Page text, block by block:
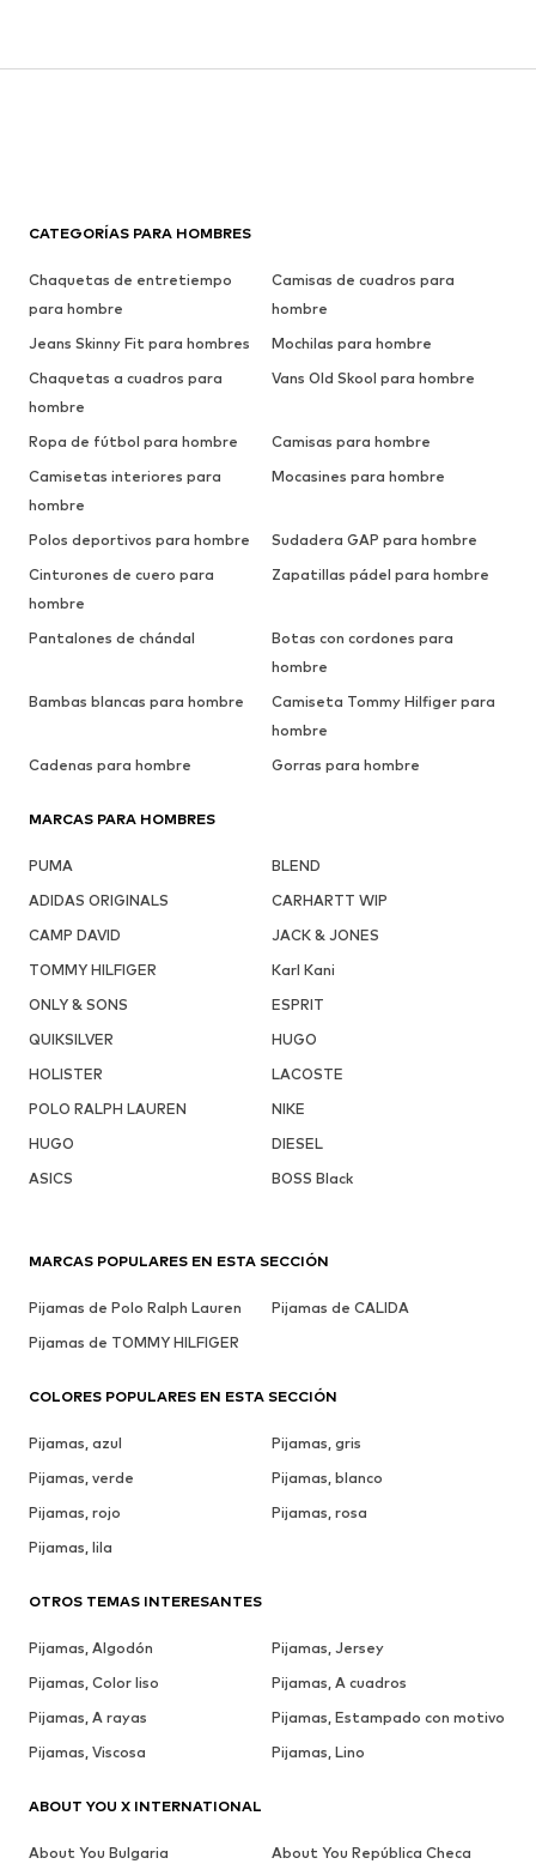
CATEGORÍAS PARA HOMBRES
Chaquetas de entretiempo
para hombre
Camisas de cuadros para
hombre
Jeans Skinny Fit para hombres
Mochilas para hombre
Chaquetas a cuadros para
hombre
Vans Old Skool para hombre
Ropa de fútbol para hombre
Camisas para hombre
Camisetas interiores para
hombre
Mocasines para hombre
Polos deportivos para hombre
Sudadera GAP para hombre
Cinturones de cuero para
hombre
Zapatillas pádel para hombre
Pantalones de chándal
Botas con cordones para
hombre
Bambas blancas para hombre
Camiseta Tommy Hilfiger para
hombre
Cadenas para hombre
Gorras para hombre
MARCAS PARA HOMBRES
PUMA
BLEND
ADIDAS ORIGINALS
CARHARTT WIP
CAMP DAVID
JACK & JONES
TOMMY HILFIGER
Karl Kani
ONLY & SONS
ESPRIT
QUIKSILVER
HUGO
HOLISTER
LACOSTE
POLO RALPH LAUREN
NIKE
HUGO
DIESEL
ASICS
BOSS Black
MARCAS POPULARES EN ESTA SECCIÓN
Pijamas de Polo Ralph Lauren
Pijamas de CALIDA
Pijamas de TOMMY HILFIGER
COLORES POPULARES EN ESTA SECCIÓN
Pijamas, azul
Pijamas, gris
Pijamas, verde
Pijamas, blanco
Pijamas, rojo
Pijamas, rosa
Pijamas, lila
OTROS TEMAS INTERESANTES
Pijamas, Algodón
Pijamas, Jersey
Pijamas, Color liso
Pijamas, A cuadros
Pijamas, A rayas
Pijamas, Estampado con motivo
Pijamas, Viscosa
Pijamas, Lino
ABOUT YOU X INTERNATIONAL
About You Bulgaria
About You República Checa